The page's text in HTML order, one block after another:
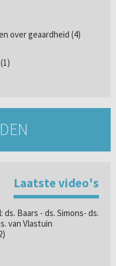
over geaardheid (4)
Laatste video's
ds. Baars - ds. Simons- ds.
van Vlastuin